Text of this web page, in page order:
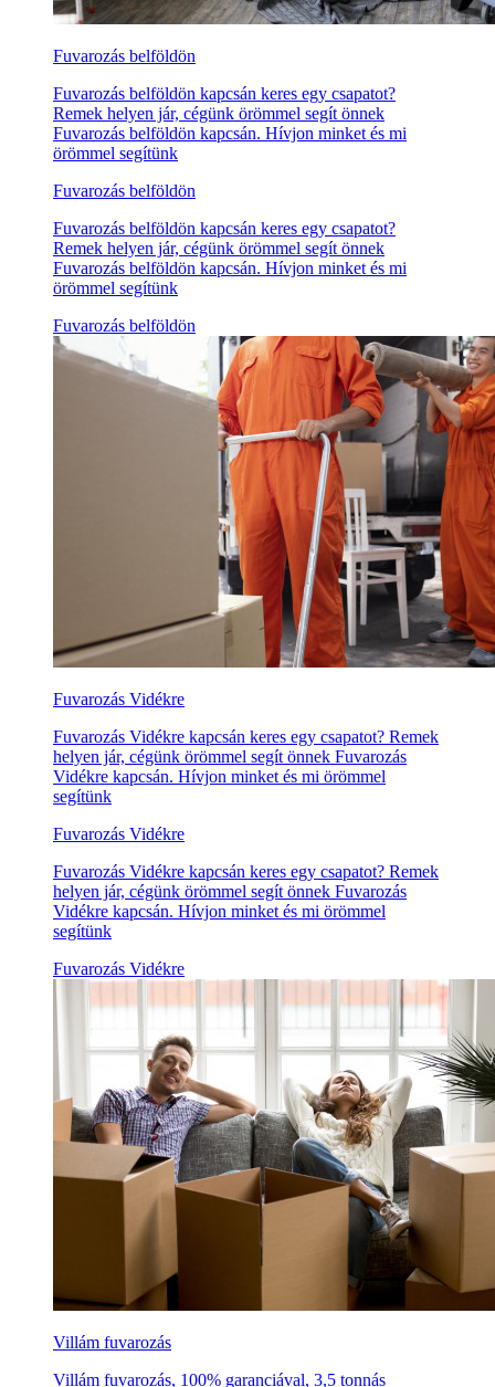
Fuvarozás belföldön
Fuvarozás belföldön kapcsán keres egy csapatot?
Remek helyen jár, cégünk örömmel segít önnek
Fuvarozás belföldön kapcsán. Hívjon minket és mi
örömmel segítünk
Fuvarozás belföldön
Fuvarozás belföldön kapcsán keres egy csapatot?
Remek helyen jár, cégünk örömmel segít önnek
Fuvarozás belföldön kapcsán. Hívjon minket és mi
örömmel segítünk
Fuvarozás belföldön
Fuvarozás Vidékre
Fuvarozás Vidékre kapcsán keres egy csapatot? Remek
helyen jár, cégünk örömmel segít önnek Fuvarozás
Vidékre kapcsán. Hívjon minket és mi örömmel
segítünk
Fuvarozás Vidékre
Fuvarozás Vidékre kapcsán keres egy csapatot? Remek
helyen jár, cégünk örömmel segít önnek Fuvarozás
Vidékre kapcsán. Hívjon minket és mi örömmel
segítünk
Fuvarozás Vidékre
Villám fuvarozás
Villám fuvarozás, 100% garanciával, 3,5 tonnás